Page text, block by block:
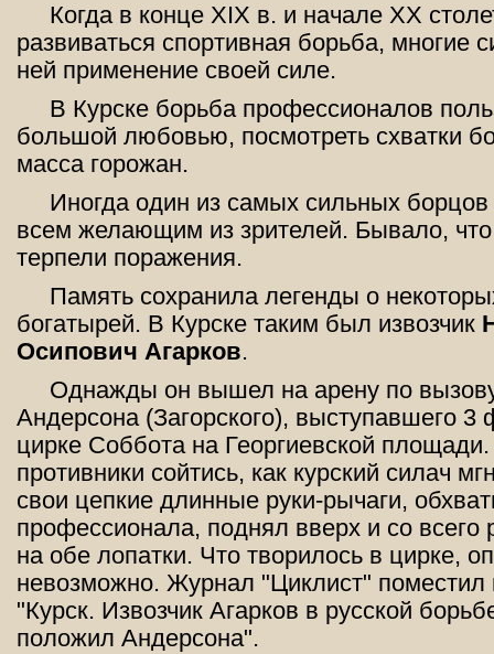
Когда в конце XIX в. и начале XX
развиваться спортивная борьба, многие
ней применение своей силе.
В Курске борьба профессионалов
большой любовью, посмотреть схватки
масса горожан.
Иногда один из самых сильных
всем желающим из зрителей. Бывало,
терпели поражения.
Память сохранила легенды о
богатырей. В Курске таким был извозчик
Осипович Агарков.
Однажды он вышел на арену по
Андерсона (Загорского), выступавшего 3
цирке Соббота на Георгиевской
противники сойтись, как курский силач
свои цепкие длинные руки-рычаги,
профессионала, поднял вверх и со всего
на обе лопатки. Что творилось в цирке,
невозможно. Журнал "Циклист" поместил
"Курск. Извозчик Агарков в русской
положил Андерсона".